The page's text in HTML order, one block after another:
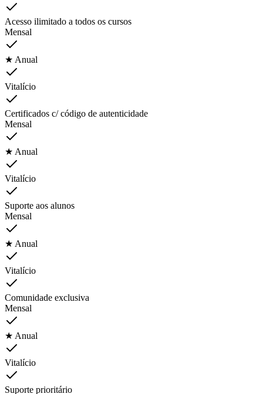
Acesso ilimitado a todos os cursos
Mensal
★ Anual
Vitalício
Certificados c/ código de autenticidade
Mensal
★ Anual
Vitalício
Suporte aos alunos
Mensal
★ Anual
Vitalício
Comunidade exclusiva
Mensal
★ Anual
Vitalício
Suporte prioritário